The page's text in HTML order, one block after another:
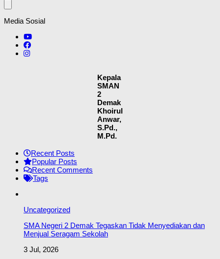
Media Sosial
Kepala
SMAN
2
Demak
Khoirul
Anwar,
S.Pd.,
M.Pd.
Recent Posts
Popular Posts
Recent Comments
Tags
Uncategorized
SMA Negeri 2 Demak Tegaskan Tidak Menyediakan dan
Menjual Seragam Sekolah
3 Jul, 2026